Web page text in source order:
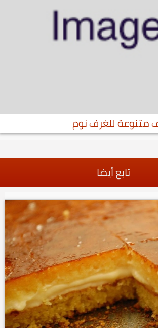
متنوعة للغرف نوم
تابع أيضا